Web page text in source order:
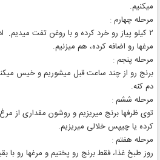
میکنیم.
مرحله چهارم :
۲ کیلو پیاز رو خرد کرده و با روغن تفت میدیم.
مرغها رو اضافه کرده، هم میزنیم.
مرحله پنجم :
برنج رو از چند ساعت قبل میشوریم و خیس
دم کنه.
مرحله ششم :
توی ظرفها برنج میریزیم و روشون مقداری
کرده یا چیپس خلالی میریزیم.
مرحله هفتم :
روز طبخ غذا، فقط برنج رو پختیم و مرغها رو